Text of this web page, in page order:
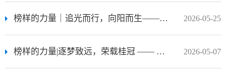
榜样的力量｜追光而行，向阳而生——经管学院四川省优秀大学毕业生风采展 2026-05-25
榜样的力量|逐梦致远，荣载桂冠 —— 校长奖学金获得者风采展（二） 2026-05-07